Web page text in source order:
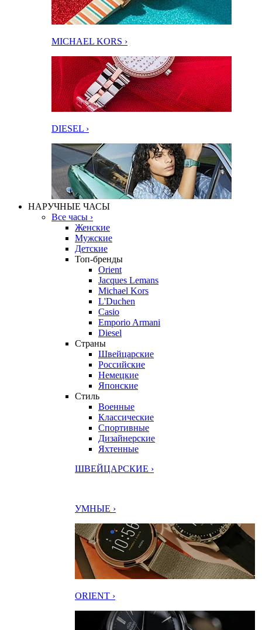
MICHAEL KORS ›
DIESEL ›
НАРУЧНЫЕ ЧАСЫ
Все часы ›
Женские
Мужские
Детские
Топ-бренды
Orient
Jacques Lemans
Michael Kors
L'Duchen
Casio
Emporio Armani
Diesel
Страны
Швейцарские
Российские
Немецкие
Японские
Стиль
Военные
Классические
Спортивные
Дизайнерские
Яхтенные
ШВЕЙЦАРСКИЕ ›
УМНЫЕ ›
ORIENT ›